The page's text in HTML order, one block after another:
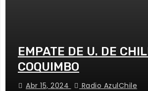
EMPATE DE U. DE
COQUIMBO
Abr 15, 2024 Radio AzulChile